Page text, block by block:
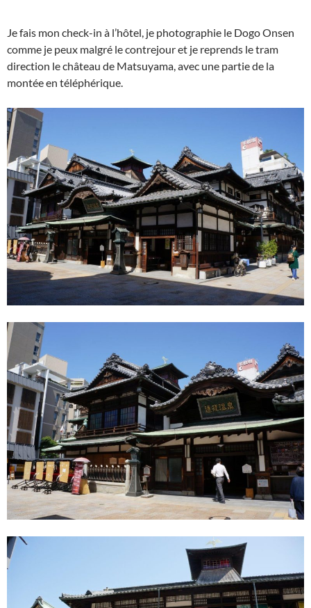
Je fais mon check-in à l’hôtel, je photographie le Dogo Onsen
comme je peux malgré le contrejour et je reprends le tram
direction le château de Matsuyama, avec une partie de la
montée en téléphérique.